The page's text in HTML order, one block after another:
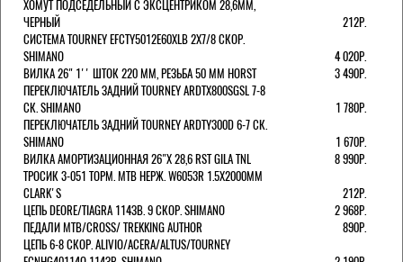
ХОМУТ ПОДСЕДЕЛЬНЫЙ С ЭКСЦЕНТРИКОМ 28,6ММ,
ЧЕРНЫЙ
212Р.
СИСТЕМА TOURNEY EFCTY5012E60XLB 2X7/8 СКОР.
SHIMANO
4 020Р.
ВИЛКА 26" 1'' ШТОК 220 ММ, РЕЗЬБА 50 ММ HORST
3 490Р.
ПЕРЕКЛЮЧАТЕЛЬ ЗАДНИЙ TOURNEY ARDTX800SGSL 7-8
СК. SHIMANO
1 780Р.
ПЕРЕКЛЮЧАТЕЛЬ ЗАДНИЙ TOURNEY ARDTY300D 6-7 СК.
SHIMANO
1 670Р.
ВИЛКА АМОРТИЗАЦИОННАЯ 26"Х 28,6 RST GILA TNL
8 990Р.
ТРОСИК 3-051 ТОРМ. MTB НЕРЖ. W6053R 1.5Х2000ММ
СLARK'S
212Р.
ЦЕПЬ DEORE/TIAGRA 114ЗВ. 9 СКОР. SHIMANO
2 968Р.
ПЕДАЛИ MTB/CROSS/ TREKKING AUTHOR
890Р.
ЦЕПЬ 6-8 СКОР. ALIVIO/ACERA/ALTUS/TOURNEY